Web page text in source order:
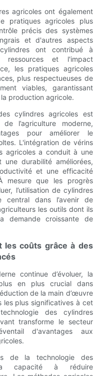
agricoles ont également
pratiques agricoles plus
précis des systèmes
et d'autres aspects
ont contribué à
ressources et l'impact
les pratiques agricoles
plus respectueuses de
viables, garantissant
production agricole.
cylindres agricoles est
l’agriculture moderne,
pour améliorer le
L'intégration de vérins
agricoles a conduit à une
une durabilité améliorées,
et une efficacité
mesure que les progrès
l’utilisation de cylindres
central dans l’avenir de
les outils dont ils
demande croissante de
les coûts grâce à des
continue d’évoluer, la
en plus crucial dans
de la main d’œuvre
les plus significatives à cet
des cylindres
transforme le secteur
d'avantages aux
de la technologie des
capacité à réduire